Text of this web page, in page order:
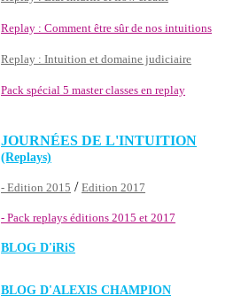
Replay : Comment être sûr de nos intuitions
Replay : Intuition et domaine judiciaire
Pack spécial 5 master classes en replay
JOURNÉES DE L'INTUITION
(Replays)
- Edition 2015 / Edition 2017
- Pack replays éditions 2015 et 2017
BLOG D'iRiS
BLOG D'ALEXIS CHAMPION